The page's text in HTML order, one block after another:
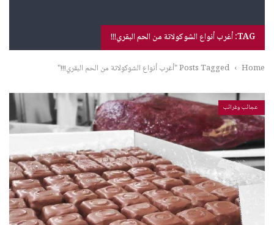
TAG: أغرب أنواع الشوكولاتة من الحم البقري!!!
Home
› Posts Tagged "أغرب أنواع الشوكولاتة من الحم البقري!!!"
عجائب وغرائب